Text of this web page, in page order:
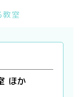
教室
ほか